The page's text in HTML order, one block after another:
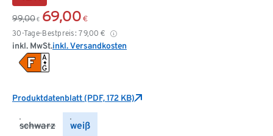
99,00 € 69,00 €
30-Tage-Bestpreis: 79,00 €
inkl. MwSt.inkl. Versandkosten
Produktdatenblatt (PDF, 172 KB)
schwarz
weiß